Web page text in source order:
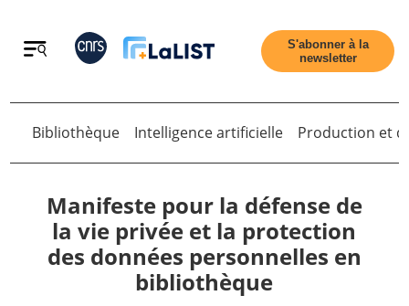
Retour
Accueil
S'abonner à la
newsletter
Retour
Bibliothèque Intelligence artificielle Production et
Manifeste pour la défense de
la vie privée et la protection
des données personnelles en
bibliothèque